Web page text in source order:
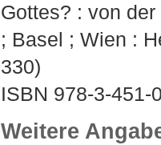
Gottes? : von
; Basel ; Wien :
330)
ISBN 978-3-451-
Weitere